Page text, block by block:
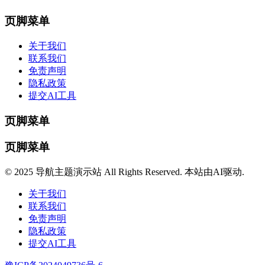
页脚菜单
关于我们
联系我们
免责声明
隐私政策
提交AI工具
页脚菜单
页脚菜单
© 2025 导航主题演示站 All Rights Reserved. 本站由AI驱动.
关于我们
联系我们
免责声明
隐私政策
提交AI工具